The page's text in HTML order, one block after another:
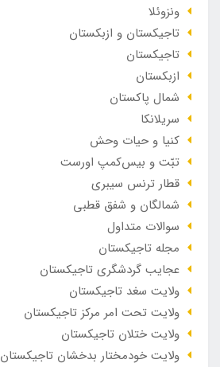
ونزوئلا
تاجیکستان و ازبکستان
تاجیکستان
ازبکستان
شمال پاکستان
سریلانکا
کنیا و حیات وحش
تبّت و بیس‌کمپ اورست
قطار ترنس سیبری
شمالگان و شفق قطبی
سوالات متداول
مجله تاجیکستان
عجایب گردشگری تاجیکستان
ولایت سغد تاجیکستان
ولایت تحت امر مرکز تاجیکستان
ولایت ختلان تاجیکستان
ولایت خودمختار بدخشان تاجیکستان